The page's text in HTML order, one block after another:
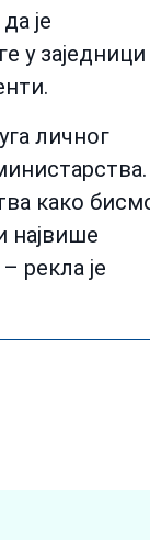
је
у заједници
личног
како
највише
рекла је